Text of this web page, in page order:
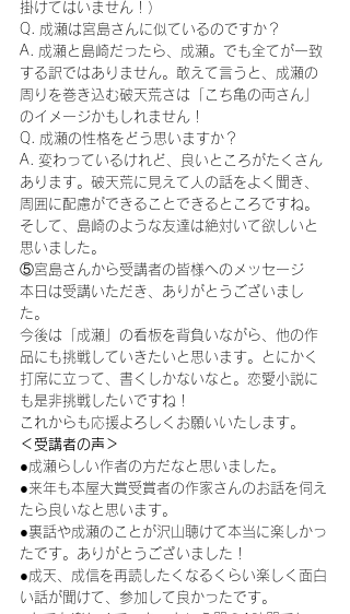
掛けてはいません！）
Q. 成瀬は宮島さんに似ているのですか？
A. 成瀬と島崎だったら、成瀬。でも全てが一致
する訳ではありません。敢えて言うと、成瀬の
周りを巻き込む破天荒さは「こち亀の両さん」
のイメージかもしれません！
Q. 成瀬の性格をどう思いますか？
A. 変わっているけれど、良いところがたくさん
あります。破天荒に見えて人の話をよく聞き、
周囲に配慮ができることできるところですね。
そして、島崎のような友達は絶対いて欲しいと
思いました。
⑤宮島さんから受講者の皆様へのメッセージ
本日は受講いただき、ありがとうございまし
た。
今後は「成瀬」の看板を背負いながら、他の作
品にも挑戦していきたいと思います。とにかく
打席に立って、書くしかないなと。恋愛小説に
も是非挑戦したいですね！
これからも応援よろしくお願いいたします。
＜受講者の声＞
●成瀬らしい作者の方だなと思いました。
●来年も本屋大賞受賞者の作家さんのお話を伺え
たら良いなと思います。
●裏話や成瀬のことが沢山聴けて本当に楽しかっ
たです。ありがとうございました！
●成天、成信を再読したくなるくらい楽しく面白
い話が聞けて、参加して良かったです。